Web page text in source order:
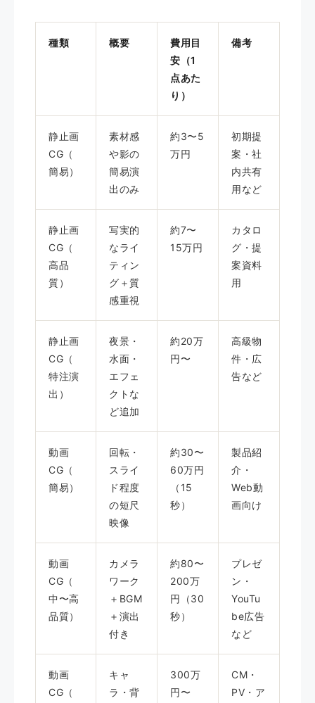
種類 概要
費用目
安（1
点あた
り）
備考
静止画
CG（
簡易）
素材感
や影の
簡易演
出のみ
約3〜5
万円
初期提
案・社
内共有
用など
静止画
CG（
高品
質）
写実的
なライ
ティン
グ＋質
感重視
約7〜
15万円
カタロ
グ・提
案資料
用
静止画
CG（
特注演
出）
夜景・
水面・
エフェ
クトな
ど追加
約20万
円〜
高級物
件・広
告など
動画
CG（
簡易）
回転・
スライ
ド程度
の短尺
映像
約30〜
60万円
（15
秒）
製品紹
介・
Web動
画向け
動画
CG（
中〜高
品質）
カメラ
ワーク
＋BGM
＋演出
付き
約80〜
200万
円（30
秒）
プレゼ
ン・
YouTu
be広告
など
動画
CG（
キャ
ラ・背
300万
円〜
CM・
PV・ア